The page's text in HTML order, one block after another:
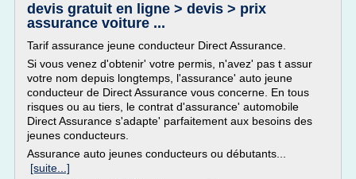
devis gratuit en ligne > devis > prix
assurance voiture ...
Tarif assurance jeune conducteur Direct Assurance.
Si vous venez d'obtenir' votre permis, n'avez' pas t assur
votre nom depuis longtemps, l'assurance' auto jeune
conducteur de Direct Assurance vous concerne. En tous
risques ou au tiers, le contrat d'assurance' automobile
Direct Assurance s'adapte' parfaitement aux besoins des
jeunes conducteurs.
Assurance auto jeunes conducteurs ou débutants...
[suite...]